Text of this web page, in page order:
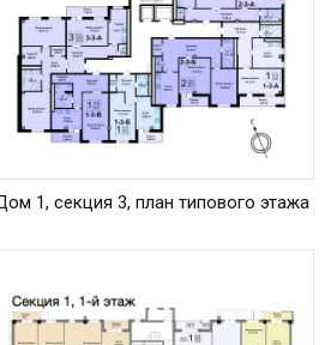
1, секция 3, план типового этажа